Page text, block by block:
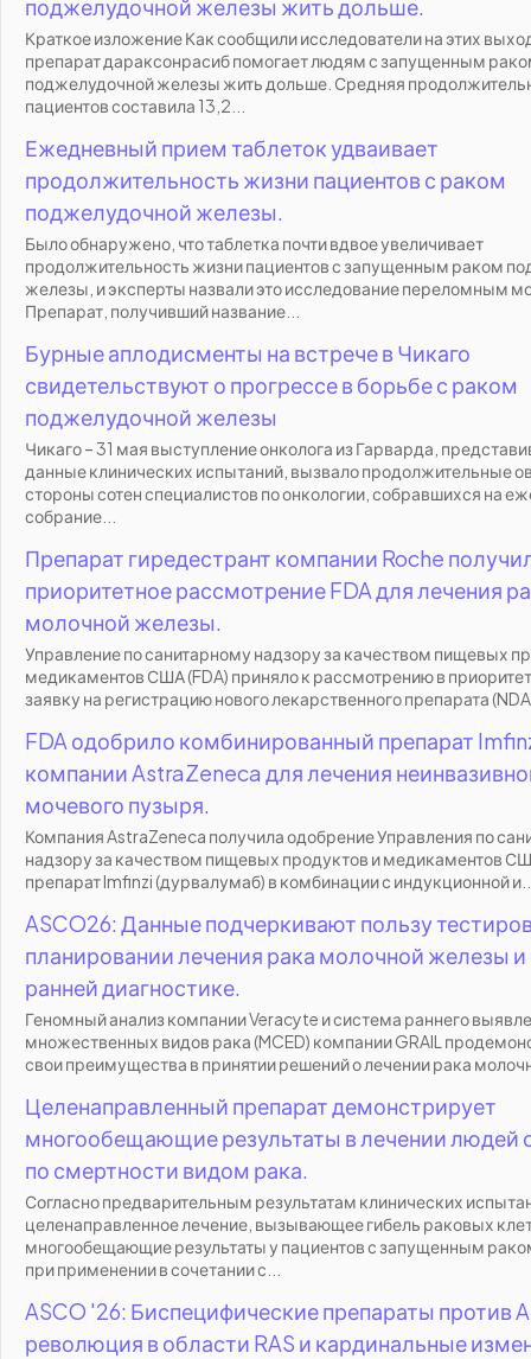
поджелудочной железы жить дольше.
Краткое изложение Как сообщили исследователи на этих
препарат дараксонрасиб помогает людям с запущенным
поджелудочной железы жить дольше. Средняя
пациентов составила 13,2...
Ежедневный прием таблеток удваивает
продолжительность жизни пациентов с раком
поджелудочной железы.
Было обнаружено, что таблетка почти вдвое увеличивает
продолжительность жизни пациентов с запущенным раком
железы, и эксперты назвали это исследование переломным
Препарат, получивший название...
Бурные аплодисменты на встрече в Чикаго
свидетельствуют о прогрессе в борьбе с раком
поджелудочной железы
Чикаго – 31 мая выступление онколога из Гарварда,
данные клинических испытаний, вызвало продолжительные
стороны сотен специалистов по онкологии, собравшихся на
собрание...
Препарат гиредестрант компании Roche
приоритетное рассмотрение FDA для лечения
молочной железы.
Управление по санитарному надзору за качеством пищевых
медикаментов США (FDA) приняло к рассмотрению в
заявку на регистрацию нового лекарственного препарата
FDA одобрило комбинированный препарат
компании AstraZeneca для лечения
мочевого пузыря.
Компания AstraZeneca получила одобрение Управления по
надзору за качеством пищевых продуктов и медикаментов
препарат Imfinzi (дурвалумаб) в комбинации с индукционной
ASCO26: Данные подчеркивают пользу
планировании лечения рака молочной железы и
ранней диагностике.
Геномный анализ компании Veracyte и система раннего
множественных видов рака (MCED) компании GRAIL
свои преимущества в принятии решений о лечении рака
Целенаправленный препарат демонстрирует
многообещающие результаты в лечении людей
по смертности видом рака.
Согласно предварительным результатам клинических
целенаправленное лечение, вызывающее гибель раковых
многообещающие результаты у пациентов с запущенным
при применении в сочетании с...
ASCO '26: Биспецифические препараты против
революция в области RAS и кардинальные